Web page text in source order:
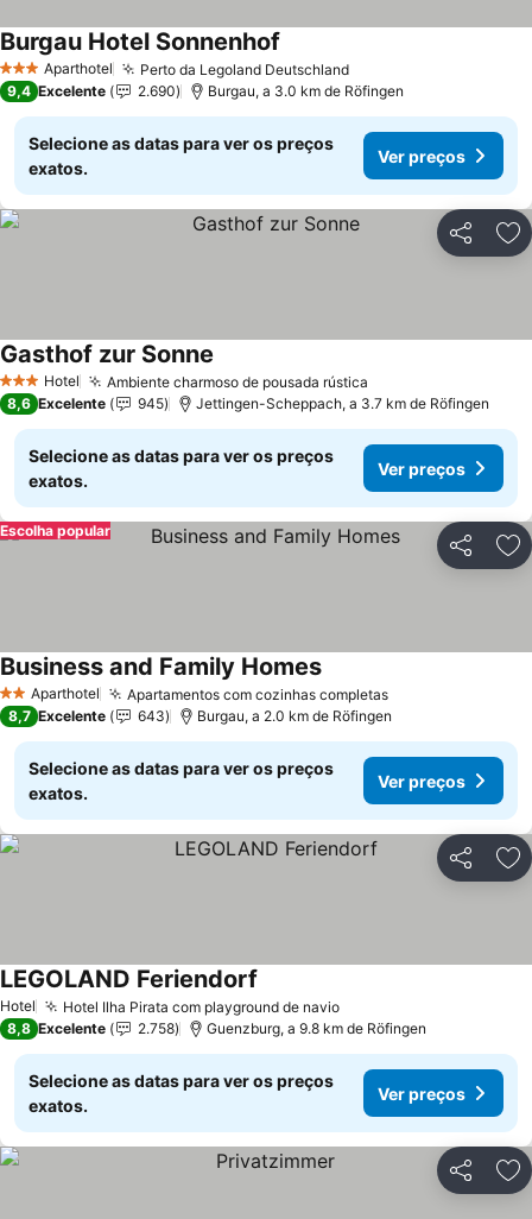
3 EstrelasAparthotel Perto da Legoland Deutschland
Burgau Hotel Sonnenhof
9,4 Excelente 2.690 Burgau, a 3.0 km de Röfingen
Selecione as datas para ver os preços
exatos.
Ver preços
Partilhar
3 EstrelasHotel Ambiente charmoso de pousada rústica
Gasthof zur Sonne
8,6 Excelente 945 Jettingen-Scheppach, a 3.7 km de Röfingen
Selecione as datas para ver os preços
exatos.
Ver preços
Partilhar
Escolha popular
2 EstrelasAparthotel Apartamentos com cozinhas completas
Business and Family Homes
8,7 Excelente 643 Burgau, a 2.0 km de Röfingen
Selecione as datas para ver os preços
exatos.
Ver preços
Partilhar
Hotel Hotel Ilha Pirata com playground de navio
LEGOLAND Feriendorf
8,8 Excelente 2.758 Guenzburg, a 9.8 km de Röfingen
Selecione as datas para ver os preços
exatos.
Ver preços
Partilhar